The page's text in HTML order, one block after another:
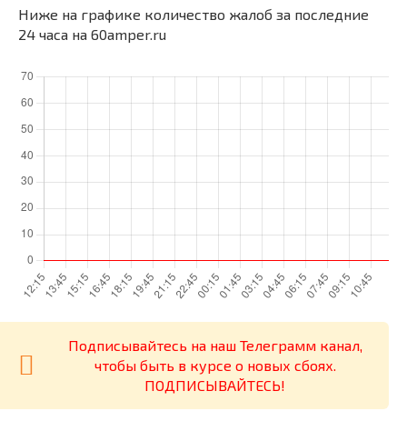
Ниже на графике количество жалоб за последние
24 часа на 60amper.ru
Подписывайтесь на наш Телеграмм канал,
чтобы быть в курсе о новых сбоях.
ПОДПИСЫВАЙТЕСЬ!